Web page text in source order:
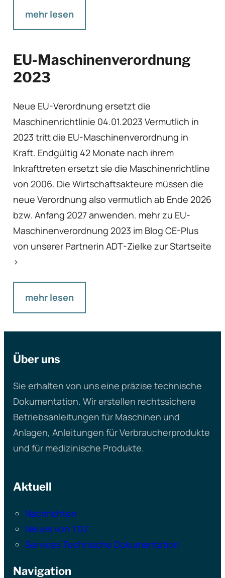
mehr lesen
EU-Maschinenverordnung
2023
Neue EU-Verordnung ersetzt die
Maschinenrichtlinie 04.01.2023 Vermutlich in
2023 tritt die EU-Maschinenverordnung in
Kraft. Endgültig 42 Monate nach ihrem
Inkrafttreten ersetzt sie die Maschinenrichtline
von 2006. Die Wirtschaftsakteure müssen die
neue Verordnung also vermutlich ab Ende 2026
bzw. Anfang 2027 anwenden. mehr zu EU-
Maschinenverordnung 2023 im Blog CE-Plus
von unserer Partnerin ADT-Zielke zur Startseite
>
mehr lesen
Über uns
Sie erhalten von uns eine präzise technische
Dokumentation. Wir erstellen rechtssichere
Betriebsanleitungen für Maschinen und
Anlagen, Anleitungen für Verbraucherprodukte
und für medizinische Produkte.
Aktuell
Nachrichten
Neues von TDZ
Services Technische Dokumentation
Navigation